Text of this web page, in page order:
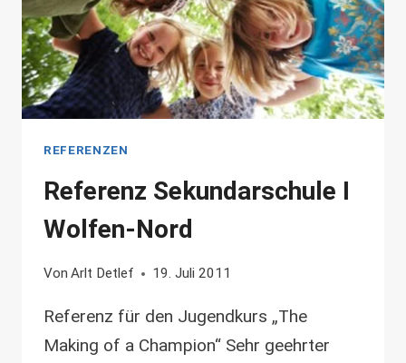
REFERENZEN
Referenz Sekundarschule I
Wolfen-Nord
Von Arlt Detlef 19. Juli 2011
Referenz für den Jugendkurs „The
Making of a Champion“ Sehr geehrter